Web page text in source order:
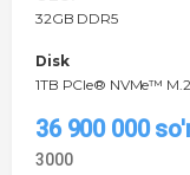
32GB DDR5
Disk
1TB PCIe® NVMe™
36 900 000
3000